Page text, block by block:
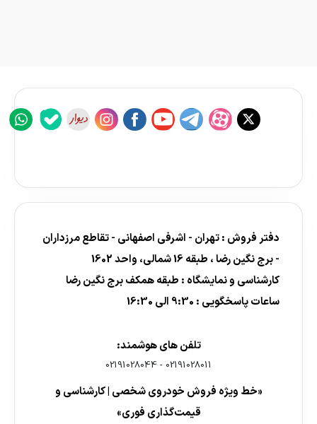
دفتر فروش : تهران - اشرفی اصفهانی - تقاطع مرزداران
- برج نگین رضا ، طبقه 16 شمالی، واحد 1602
کارشناسی و نمایشگاه : طبقه همکف برج نگین رضا
ساعات پاسخگویی : 9:30 الی 16:30
تلفن های هوشمند:
02191028011
-
02191028044
«خط ویژه فروش خودروی شخصی | کارشناسی و
قیمت‌گذاری فوری»